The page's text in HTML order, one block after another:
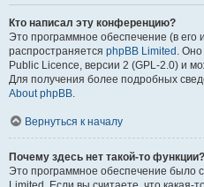
Кто написал эту конференцию?
Это программное обеспечение (в его
распространяется phpBB Limited . Оно
Public Licence, версии 2 (GPL-2.0) и
Для получения более подробных
About phpBB.
Вернуться к началу
Почему здесь нет такой-то функции?
Это программное обеспечение было